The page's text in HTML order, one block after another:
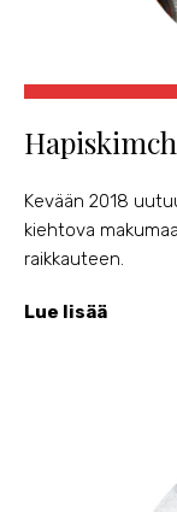
Kevään 2018
kiehtova
raikkauteen.
Lue lisää